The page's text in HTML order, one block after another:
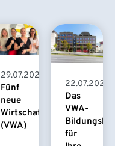
29.07.2026
Fünf
neue
Wirtschaftspsychologinnen
(VWA)
22.07.2026
Das
VWA-
für